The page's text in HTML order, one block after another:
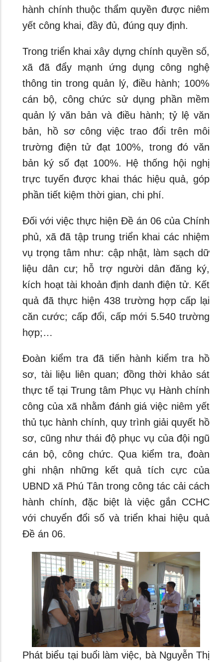
hành chính thuộc thẩm quyền được niêm
yết công khai, đầy đủ, đúng quy định.
Trong triển khai xây dựng chính quyền số,
xã đã đẩy mạnh ứng dụng công nghệ
thông tin trong quản lý, điều hành; 100%
cán bộ, công chức sử dụng phần mềm
quản lý văn bản và điều hành; tỷ lệ văn
bản, hồ sơ công việc trao đổi trên môi
trường điện tử đạt 100%, trong đó văn
bản ký số đạt 100%. Hệ thống hội nghị
trực tuyến được khai thác hiệu quả, góp
phần tiết kiệm thời gian, chi phí.
Đối với việc thực hiện Đề án 06 của Chính
phủ, xã đã tập trung triển khai các nhiệm
vụ trọng tâm như: cập nhật, làm sạch dữ
liệu dân cư; hỗ trợ người dân đăng ký,
kích hoạt tài khoản định danh điện tử. Kết
quả đã thực hiện 438 trường hợp cấp lại
căn cước; cấp đổi, cấp mới 5.540 trường
hợp;…
Đoàn kiểm tra đã tiến hành kiểm tra hồ
sơ, tài liệu liên quan; đồng thời khảo sát
thực tế tại Trung tâm Phục vụ Hành chính
công của xã nhằm đánh giá việc niêm yết
thủ tục hành chính, quy trình giải quyết hồ
sơ, cũng như thái độ phục vụ của đội ngũ
cán bộ, công chức. Qua kiểm tra, đoàn
ghi nhận những kết quả tích cực của
UBND xã Phú Tân trong công tác cải cách
hành chính, đặc biệt là việc gắn CCHC
với chuyển đổi số và triển khai hiệu quả
Đề án 06.
Phát biểu tại buổi làm việc, bà Nguyễn Thị